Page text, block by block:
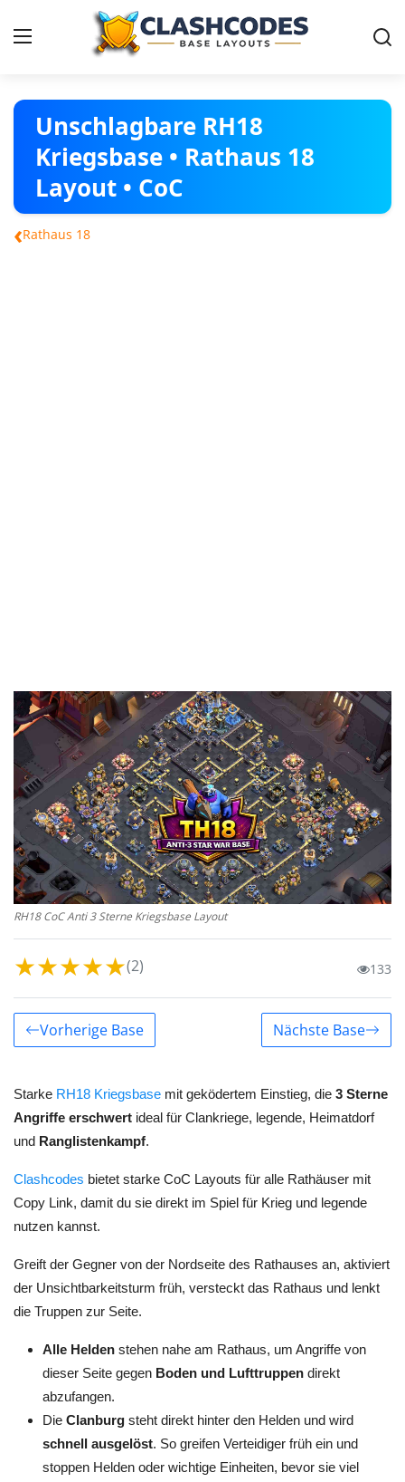
Dorf Vorlagen
Deutsch
Unschlagbare RH18
Kriegsbase • Rathaus 18
Layout • CoC
‹Rathaus 18
RH18 CoC Anti 3 Sterne Kriegsbase Layout
★★★★★(2) 133
Vorherige Base Nächste Base
Starke RH18 Kriegsbase mit geködertem Einstieg, die 3 Sterne
Angriffe erschwert ideal für Clankriege, legende, Heimatdorf
und Ranglistenkampf.
Clashcodes bietet starke CoC Layouts für alle Rathäuser mit
Copy Link, damit du sie direkt im Spiel für Krieg und legende
nutzen kannst.
Greift der Gegner von der Nordseite des Rathauses an, aktiviert
der Unsichtbarkeitsturm früh, versteckt das Rathaus und lenkt
die Truppen zur Seite.
Alle Helden stehen nahe am Rathaus, um Angriffe von
dieser Seite gegen Boden und Lufttruppen direkt
abzufangen.
Die Clanburg steht direkt hinter den Helden und wird
schnell ausgelöst. So greifen Verteidiger früh ein und
stoppen Helden oder wichtige Einheiten, bevor sie viel